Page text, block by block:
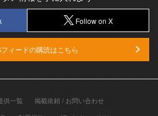
Follow on X
ィードの購読はこちら
供一覧
掲載依頼 / お問い合わせ